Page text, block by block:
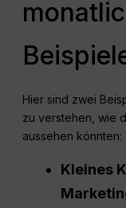
Hier sind zwei
zu verstehen, wie
aussehen könnten:
Kleines